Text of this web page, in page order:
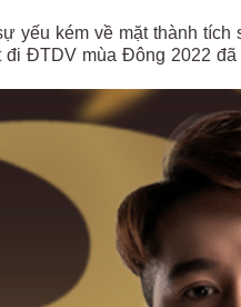
yếu kém về mặt thành
ĐTDV mùa Đông 2022